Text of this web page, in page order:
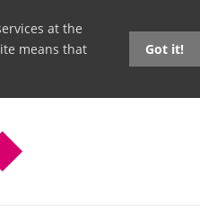
at the
means that
Got it!